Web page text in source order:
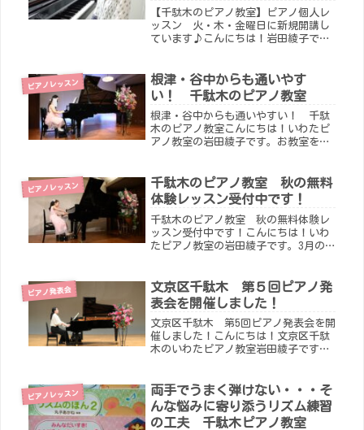
【千駄木のピアノ教室】ピアノ個人レ
ッスン 火・木・金曜日に新規開講し
ています♪こんにちは！岩田綾子で
個人レッスンは、３歳頃から受講する
ことができます。最近は、大人の生徒
さん...
ピアノレッスン
根津・谷中からも通いやす
い！ 千駄木のピアノ教室
根津・谷中からも通いやすい！ 千駄
木のピアノ教室こんにちは！いわたピ
アノ教室の岩田綾子です。お教室を移
とても通いやすい立地です。月曜日か
ら日曜日までピアノ個人レッスンを開
講...
ピアノレッスン
千駄木のピアノ教室 秋の無料
体験レッスン受付中です！
千駄木のピアノ教室 秋の無料体験レ
ッスン受付中です！こんにちは！いわ
たピアノ教室の岩田綾子です。3月の発
えながら、毎年曲を選んでいます(^^)
さて、秋といえば芸術の秋ですね...
ピアノ発表会
文京区千駄木 第５回ピアノ発
表会を開催しました！
文京区千駄木 第5回ピアノ発表会を開
催しました！こんにちは！文京区千駄
木のいわたピアノ教室岩田綾子です。
護者のみなさま、本当にありがとうご
ざいました。生徒の皆さんが目標に
向...
ピアノレッスン
両手でうまく弾けない・・・そ
んな悩みに寄り添うリズム練習
の工夫 千駄木ピアノ教室